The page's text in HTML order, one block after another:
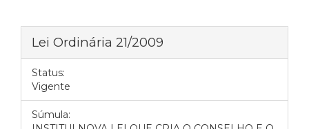
Lei Ordinária 21/2009
Status:
Vigente
Súmula: